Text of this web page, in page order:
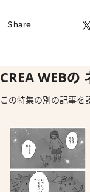
Share
CREA WEBの
この特集の別の記事を